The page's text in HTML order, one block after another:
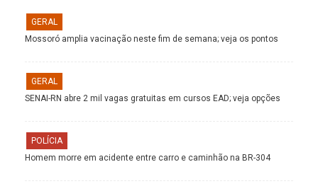
GERAL
Mossoró amplia vacinação neste fim de semana; veja os pontos
GERAL
SENAI-RN abre 2 mil vagas gratuitas em cursos EAD; veja opções
POLÍCIA
Homem morre em acidente entre carro e caminhão na BR-304